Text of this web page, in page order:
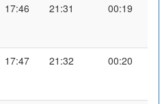
17:46 21:31 00:19
17:47 21:32 00:20